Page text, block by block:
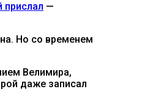
—
Но со временем
Велимира,
даже записал